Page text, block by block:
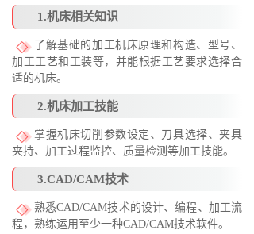
1.机床相关知识
了解基础的加工机床原理和构造、型号、
加工工艺和工装等，并能根据工艺要求选择合
适的机床。
2.机床加工技能
掌握机床切削参数设定、刀具选择、夹具
夹持、加工过程监控、质量检测等加工技能。
3.CAD/CAM技术
熟悉CAD/CAM技术的设计、编程、加工流
程，熟练运用至少一种CAD/CAM技术软件。